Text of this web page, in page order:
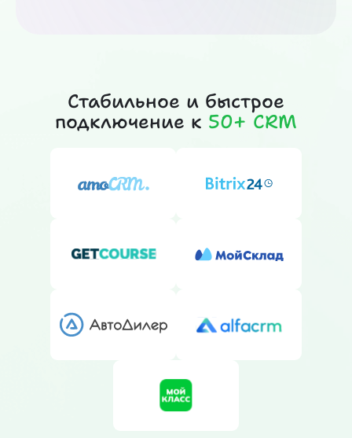
Стабильное и быстрое
подключение к 50+ CRM